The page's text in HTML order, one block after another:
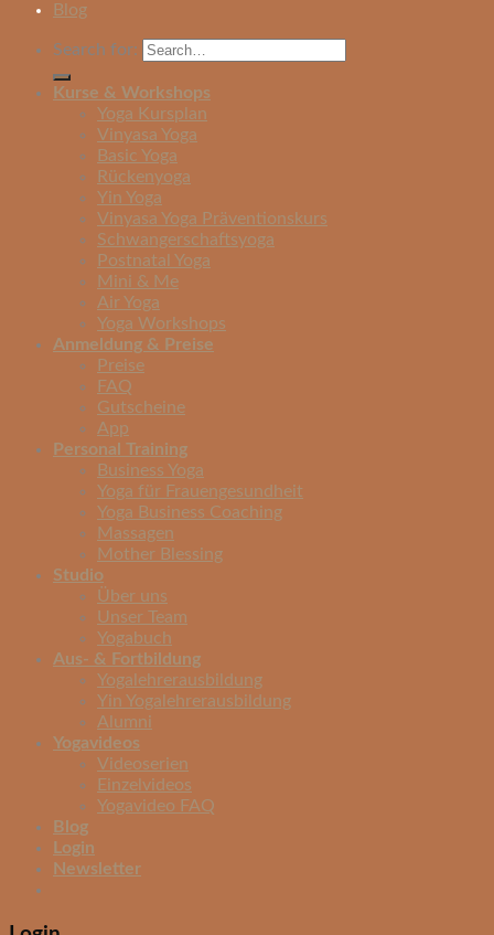
Blog
Search for:
Kurse & Workshops
Yoga Kursplan
Vinyasa Yoga
Basic Yoga
Rückenyoga
Yin Yoga
Vinyasa Yoga Präventionskurs
Schwangerschaftsyoga
Postnatal Yoga
Mini & Me
Air Yoga
Yoga Workshops
Anmeldung & Preise
Preise
FAQ
Gutscheine
App
Personal Training
Business Yoga
Yoga für Frauengesundheit
Yoga Business Coaching
Massagen
Mother Blessing
Studio
Über uns
Unser Team
Yogabuch
Aus- & Fortbildung
Yogalehrerausbildung
Yin Yogalehrerausbildung
Alumni
Yogavideos
Videoserien
Einzelvideos
Yogavideo FAQ
Blog
Login
Newsletter